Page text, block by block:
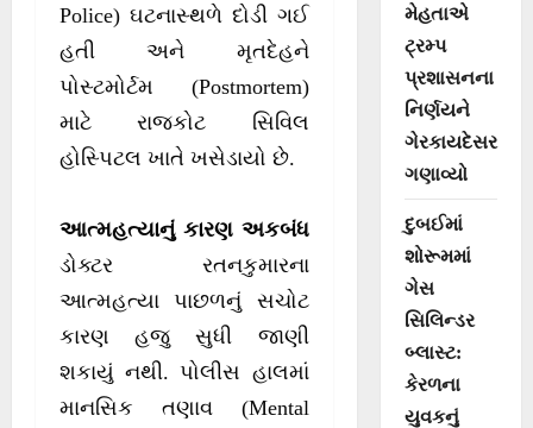
Police) ઘટનાસ્થળે દોડી ગઈ
હતી અને મૃતદેહને
પોસ્ટમોર્ટમ (Postmortem)
માટે રાજકોટ સિવિલ
હોસ્પિટલ ખાતે ખસેડાયો છે.
આત્મહત્યાનું કારણ અકબંધ
ડોક્ટર રતનકુમારના
આત્મહત્યા પાછળનું સચોટ
કારણ હજુ સુધી જાણી
શકાયું નથી. પોલીસ હાલમાં
માનસિક તણાવ (Mental
મેહતાએ
ટ્રમ્પ
પ્રશાસનના
નિર્ણયને
ગેરકાયદેસર
ગણાવ્યો
દુબઈમાં
શોરૂમમાં
ગેસ
સિલિન્ડર
બ્લાસ્ટ:
કેરળના
યુવકનું